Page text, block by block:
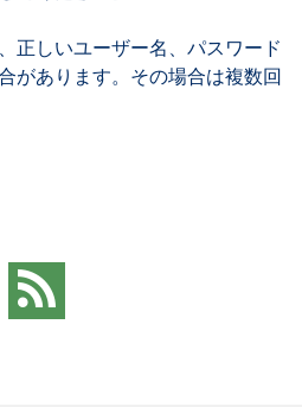
正しいユーザー名、パスワード
があります。その場合は複数回